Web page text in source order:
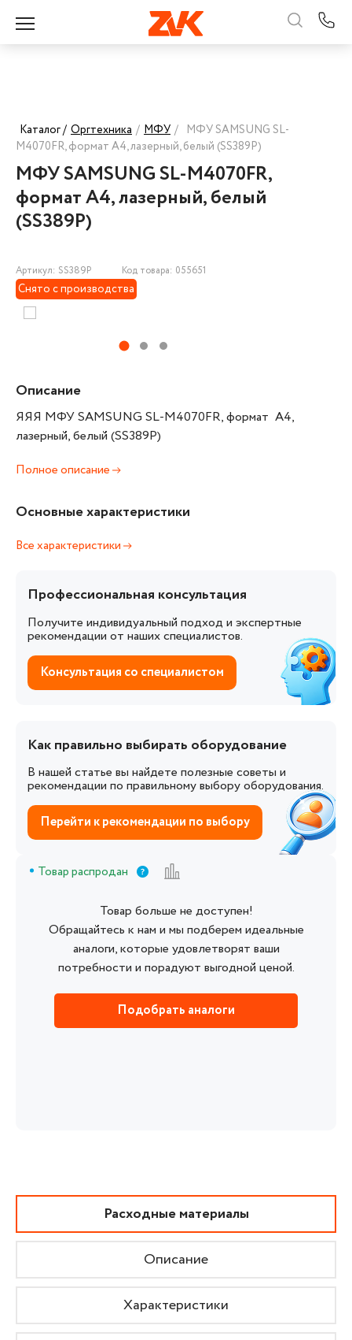
Каталог / Оргтехника / МФУ / МФУ SAMSUNG SL-
M4070FR, формат А4, лазерный, белый (SS389P)
МФУ SAMSUNG SL-M4070FR,
формат А4, лазерный, белый
(SS389P)
Артикул: SS389P Код товара: 055651
Снято с производства
Описание
ЯЯЯ МФУ SAMSUNG SL-M4070FR, формат А4,
лазерный, белый (SS389P)
Полное описание
Основные характеристики
Все характеристики
Профессиональная консультация
Получите индивидуальный подход и экспертные
рекомендации от наших специалистов.
Консультация со специалистом
Как правильно выбирать оборудование
В нашей статье вы найдете полезные советы и
рекомендации по правильному выбору оборудования.
Перейти к рекомендации по выбору
Товар распродан
Товар больше не доступен!
Обращайтесь к нам и мы подберем идеальные
аналоги, которые удовлетворят ваши
потребности и порадуют выгодной ценой.
Подобрать аналоги
Расходные материалы
Описание
Характеристики